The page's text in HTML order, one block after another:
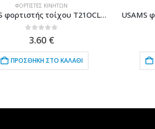
ΦΟΡΤΙΣΤΈΣ ΚΙΝΗΤΏΝ
USAMS φορτιστής τοίχου T21OCLN01 με καλώδιο Lightning, USB 2.1A, λευκός
3.60 €
ΠΡΟΣΘΉΚΗ ΣΤΟ ΚΑΛΆΘΙ